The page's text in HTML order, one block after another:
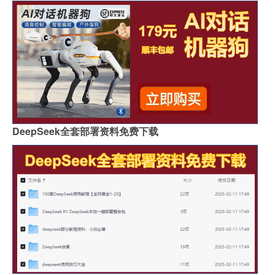
DeepSeek全套部署资料免费下载